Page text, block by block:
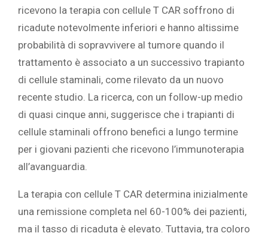
ricevono la terapia con cellule T CAR soffrono di
ricadute notevolmente inferiori e hanno altissime
probabilità di sopravvivere al tumore quando il
trattamento è associato a un successivo trapianto
di cellule staminali, come rilevato da un nuovo
recente studio. La ricerca, con un follow-up medio
di quasi cinque anni, suggerisce che i trapianti di
cellule staminali offrono benefici a lungo termine
per i giovani pazienti che ricevono l’immunoterapia
all’avanguardia.
La terapia con cellule T CAR determina inizialmente
una remissione completa nel 60-100% dei pazienti,
ma il tasso di ricaduta è elevato. Tuttavia, tra coloro